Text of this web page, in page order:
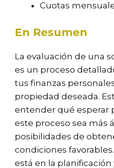
Cuotas
En Resumen
La evaluación de una
es un proceso
tus finanzas
propiedad deseada.
entender qué esperar
este proceso sea más
posibilidades de
condiciones
está en la